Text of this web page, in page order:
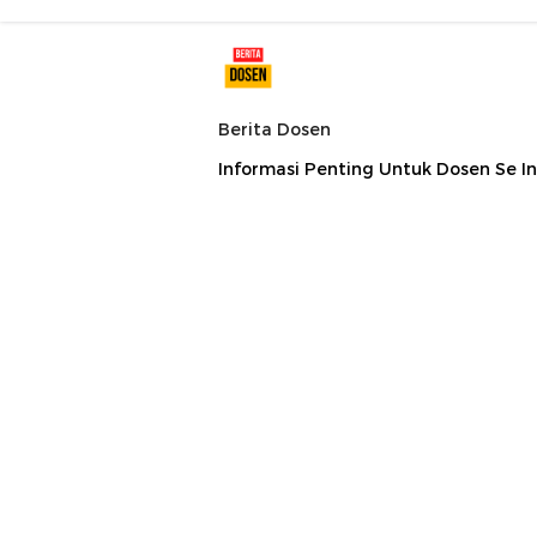
Berita Dosen
Informasi Penting Untuk Dosen Se